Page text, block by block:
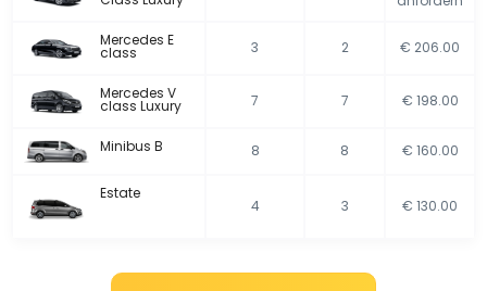
Mercedes E
class 3 2 € 206.00
Mercedes V
class Luxury 7 7 € 198.00
Minibus B 8 8 € 160.00
Estate
4 3 € 130.00